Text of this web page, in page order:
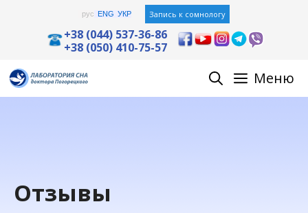
содержимому
рус ENG УКР Запись к сомнологу
+38 (044) 537-36-86
+38 (050) 410-75-57
Меню
Отзывы